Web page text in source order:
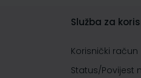
Služba za
Korisnički račun
Status/Povijest